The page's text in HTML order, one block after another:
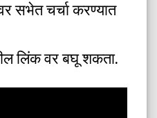
सभेत चर्चा करण्यात
लिंक वर बघू शकता.